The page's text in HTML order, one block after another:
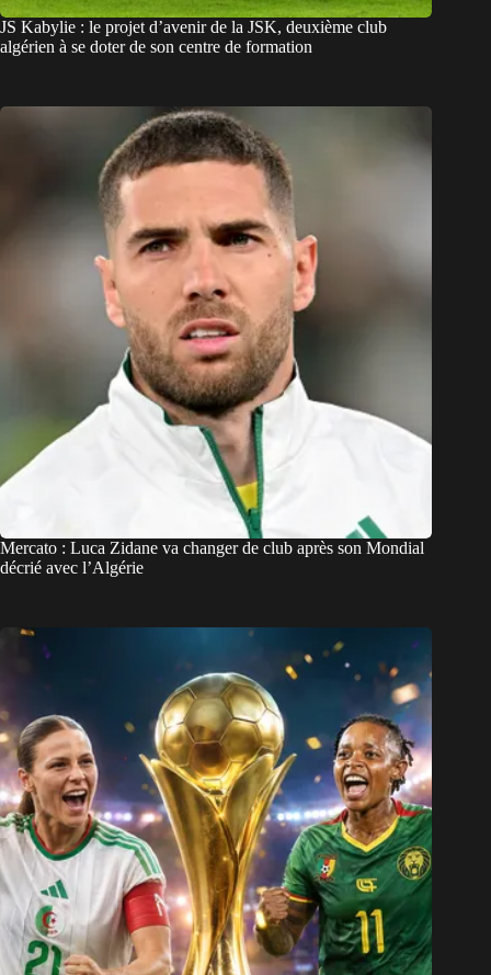
JS Kabylie : le projet d’avenir de la JSK, deuxième club
algérien à se doter de son centre de formation
Mercato : Luca Zidane va changer de club après son Mondial
décrié avec l’Algérie